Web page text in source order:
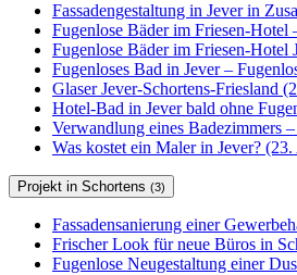
Fassadengestaltung in Jever in
Fugenlose Bäder im Friesen-Hotel
Fugenlose Bäder im Friesen-Hotel
Fugenloses Bad in Jever –
Glaser Jever-Schortens-Friesland
Hotel-Bad in Jever bald ohne
Verwandlung eines Badezimmers
Was kostet ein Maler in Jever?
Projekt in Schortens (3)
Fassadensanierung einer
Frischer Look für neue Büros in
Fugenlose Neugestaltung einer